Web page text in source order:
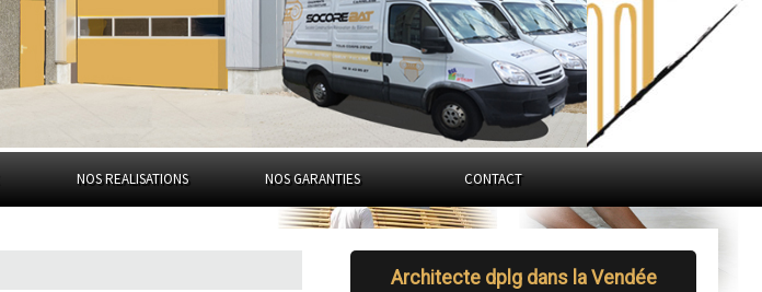
NOS REALISATIONS NOS GARANTIES CONTACT
Architecte dplg dans la Vendée